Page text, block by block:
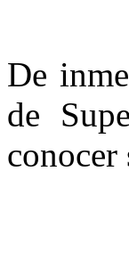
De
de
conocer